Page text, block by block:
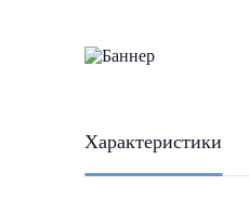
Характеристики